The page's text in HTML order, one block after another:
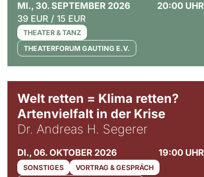
MI., 30. SEPTEMBER 2026
20:00 UHR
39 EUR / 15 EUR
THEATER & TANZ
THEATERFORUM GAUTING E.V.
Welt retten = Klima retten?
Artenvielfalt in der Krise
Dr. Andreas H. Segerer
DI., 06. OKTOBER 2026 19:00 UHR
SONSTIGES
VORTRAG & GESPRÄCH